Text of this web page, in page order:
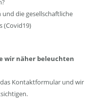
die gesellschaftliche
(Covid19)
wir näher beleuchten
Kontaktformular und wir